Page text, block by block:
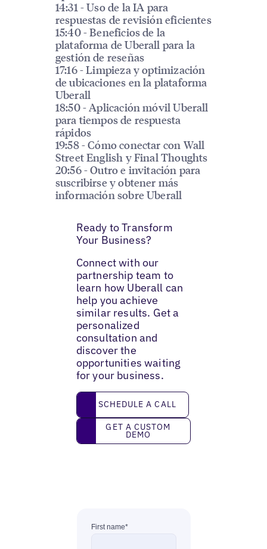
14:31 - Uso de la IA para
respuestas de revisión eficientes
15:40 - Beneficios de la
plataforma de Uberall para la
gestión de reseñas
17:16 - Limpieza y optimización
de ubicaciones en la plataforma
Uberall
18:50 - Aplicación móvil Uberall
para tiempos de respuesta
rápidos
19:58 - Cómo conectar con Wall
Street English y Final Thoughts
20:56 - Outro e invitación para
suscribirse y obtener más
información sobre Uberall
Ready to Transform
Your Business?
Connect with our
partnership team to
learn how Uberall can
help you achieve
similar results. Get a
personalized
consultation and
discover the
opportunities waiting
for your business.
Schedule a call
SCHEDULE A CALL
Get a custom demo
GET A CUSTOM
DEMO